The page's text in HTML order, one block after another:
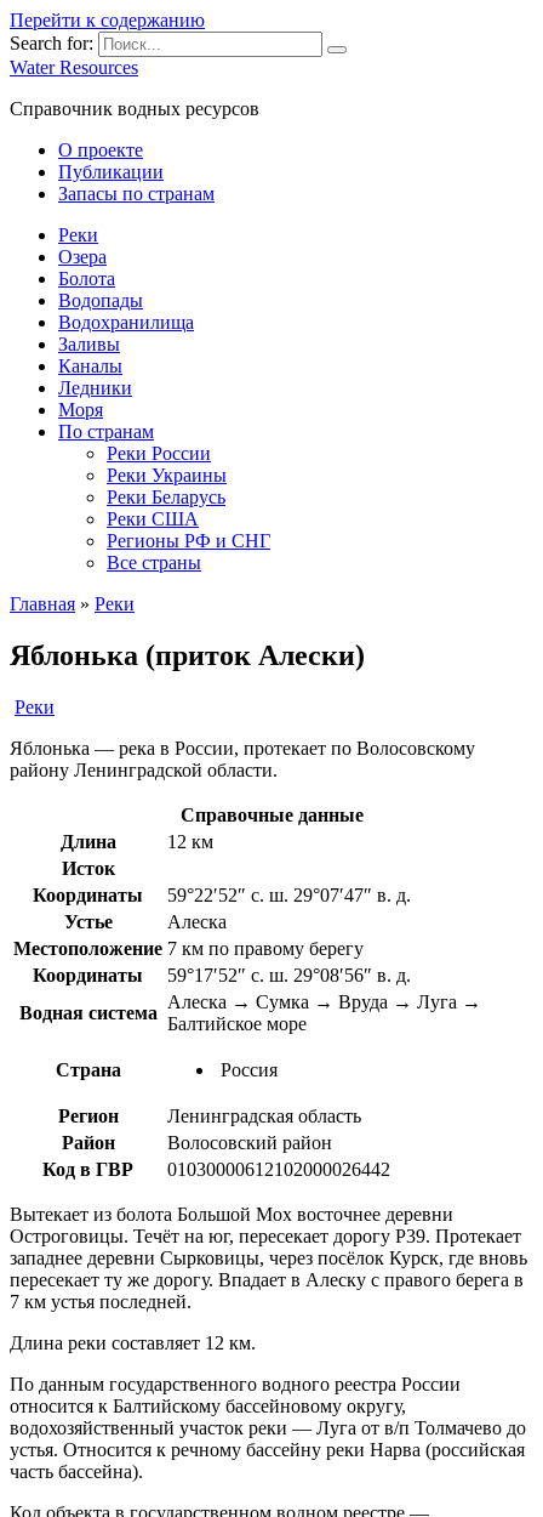
Перейти к содержанию
Search for:
Water Resources
Справочник водных ресурсов
О проекте
Публикации
Запасы по странам
Реки
Озера
Болота
Водопады
Водохранилища
Заливы
Каналы
Ледники
Моря
По странам
Реки России
Реки Украины
Реки Беларусь
Реки США
Регионы РФ и СНГ
Все страны
Главная » Реки
Яблонька (приток Алески)
Реки
Яблонька — река в России, протекает по Волосовскому
району Ленинградской области.
Справочные данные
Длина
12 км
Исток
Координаты
59°22′52″ с. ш. 29°07′47″ в. д.
Устье
Алеска
Местоположение 7 км по правому берегу
Координаты
59°17′52″ с. ш. 29°08′56″ в. д.
Водная система
Алеска → Сумка → Вруда → Луга →
Балтийское море
Страна Россия
Регион
Ленинградская область
Район
Волосовский район
Код в ГВР
01030000612102000026442
Вытекает из болота Большой Мох восточнее деревни
Остроговицы. Течёт на юг, пересекает дорогу Р39. Протекает
западнее деревни Сырковицы, через посёлок Курск, где вновь
пересекает ту же дорогу. Впадает в Алеску с правого берега в
7 км устья последней.
Длина реки составляет 12 км.
По данным государственного водного реестра России
относится к Балтийскому бассейновому округу,
водохозяйственный участок реки — Луга от в/п Толмачево до
устья. Относится к речному бассейну реки Нарва (российская
часть бассейна).
Код объекта в государственном водном реестре —